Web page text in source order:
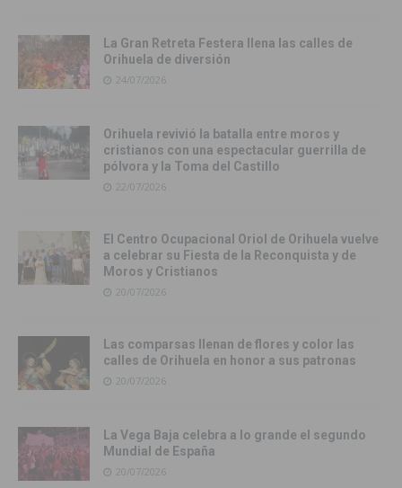
La Gran Retreta Festera llena las calles de
Orihuela de diversión
24/07/2026
Orihuela revivió la batalla entre moros y
cristianos con una espectacular guerrilla de
pólvora y la Toma del Castillo
22/07/2026
El Centro Ocupacional Oriol de Orihuela vuelve
a celebrar su Fiesta de la Reconquista y de
Moros y Cristianos
20/07/2026
Las comparsas llenan de flores y color las
calles de Orihuela en honor a sus patronas
20/07/2026
La Vega Baja celebra a lo grande el segundo
Mundial de España
20/07/2026